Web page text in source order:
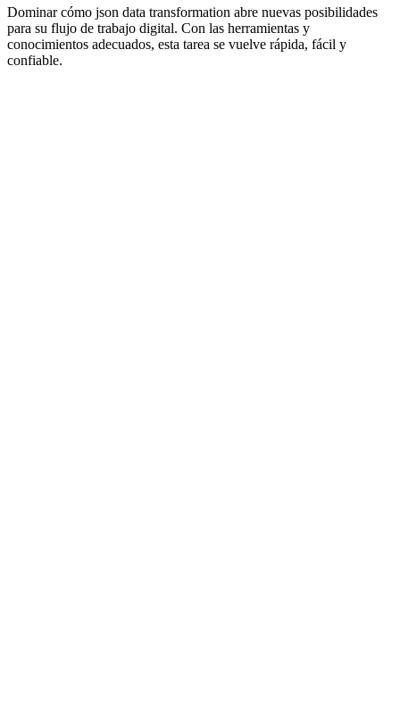
Dominar cómo json data transformation abre nuevas posibilidades
para su flujo de trabajo digital. Con las herramientas y
conocimientos adecuados, esta tarea se vuelve rápida, fácil y
confiable.